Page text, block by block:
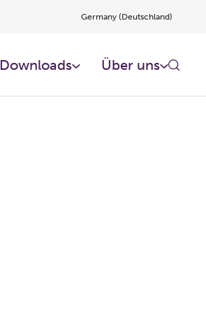
Germany (Deutschland)
Downloads Über uns